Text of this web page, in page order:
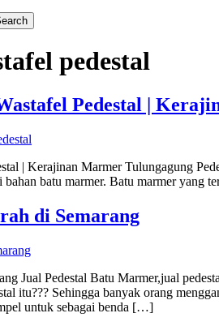
pedestal
Pedestal |
| Kerajinan Marmer Tulungagung
bahan batu marmer. Batu marmer
di Semarang
Jual Pedestal Batu Marmer,jual
itu??? Sehingga banyak orang
untuk sebagai benda […]